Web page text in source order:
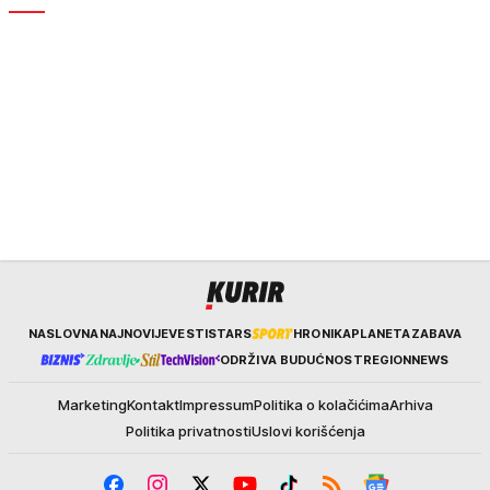
KurirNASLOVNANAJNOVIJEVESTISTARS HRONIKAPLANETAZABAVA
ODRŽIVA BUDUĆNOSTREGIONNEWS
MarketingKontaktImpressumPolitika o kolačićimaArhiva
Politika privatnostiUslovi korišćenja